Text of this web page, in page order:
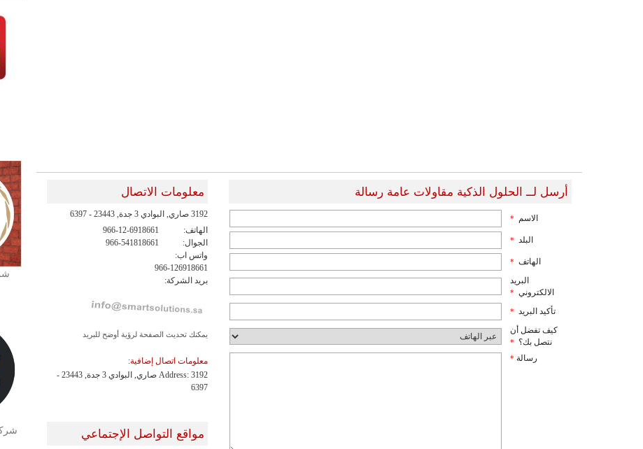
أرسل لــ الحلول الذكية مقاولات عامة رسالة
الاسم *
البلد *
الهاتف *
البريد
الالكتروني *
تأكيد البريد *
كيف تفضل أن
نتصل بك؟ *
رسالة *
معلومات الاتصال
3192 صاري, البوادي 3 جدة, 23443 - 6397
الهاتف:
966-12-6918661
الجوال:
966-541818661
واتس اب:
966-126918661
بريد الشركة:
يمكنك تحديث الصفحة لرؤية أوضح للبريد
معلومات اتصال إضافية:
Address: 3192 صاري, البوادي 3 جدة, 23443 -
6397
مواقع التواصل الإجتماعي